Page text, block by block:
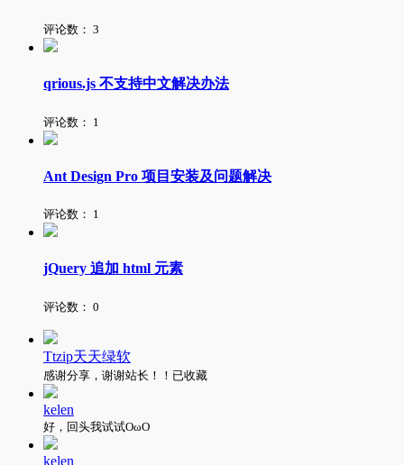
评论数： 3
qrious.js 不支持中文解决办法
评论数： 1
Ant Design Pro 项目安装及问题解决
评论数： 1
jQuery 追加 html 元素
评论数： 0
Ttzip天天绿软
感谢分享，谢谢站长！！已收藏
kelen
好，回头我试试OωO
kelen